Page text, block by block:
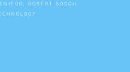
ROBERT BOSCH